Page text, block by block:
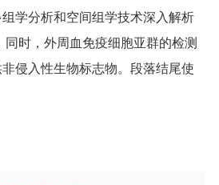
学分析和空间组学技术深入解析
时，外周血免疫细胞亚群的检测
侵入性生物标志物。段落结尾使